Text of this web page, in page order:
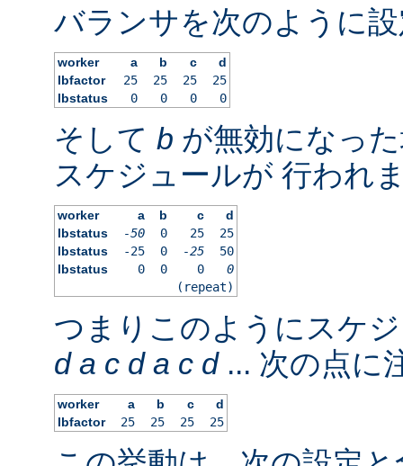
バランサを次のように
worker a b c
d
lbfactor
25 25 25
25
lbstatus
0 0 0 0
そして b が無効になっ
スケジュールが 行われ
worker a b c
d
lbstatus
-50 0 25
25
lbstatus
-25 0 -25
50
lbstatus
0 0 0
0
(repeat)
つまりこのようにスケ
d a c d a c d... 次の点に
worker a b c
d
lbfactor
25 25 25 25